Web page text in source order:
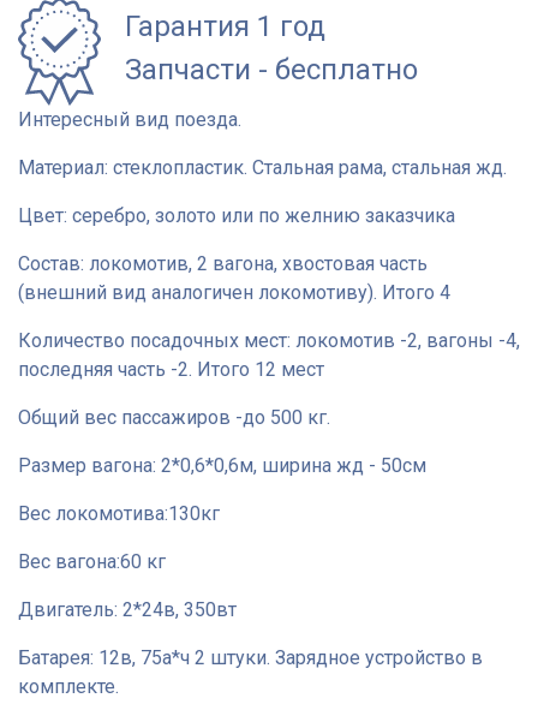
Гарантия 1 год
Запчасти - бесплатно
Интересный вид поезда.
Материал: стеклопластик. Стальная рама, стальная жд.
Цвет: серебро, золото или по желнию заказчика
Состав: локомотив, 2 вагона, хвостовая часть
(внешний вид аналогичен локомотиву). Итого 4
Количество посадочных мест: локомотив -2, вагоны -4,
последняя часть -2. Итого 12 мест
Общий вес пассажиров -до 500 кг.
Размер вагона: 2*0,6*0,6м, ширина жд - 50см
Вес локомотива:130кг
Вес вагона:60 кг
Двигатель: 2*24в, 350вт
Батарея: 12в, 75а*ч 2 штуки. Зарядное устройство в
комплекте.